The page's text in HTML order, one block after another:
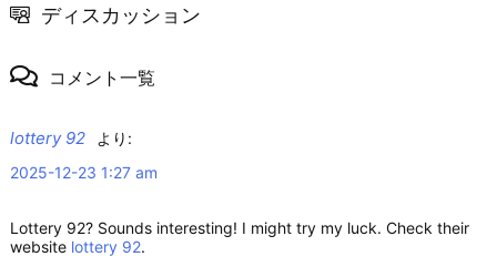
ディスカッション
コメント一覧
lottery 92
より:
2025-12-23 1:27 am
Lottery 92? Sounds interesting! I might try my luck. Check their
website lottery 92.